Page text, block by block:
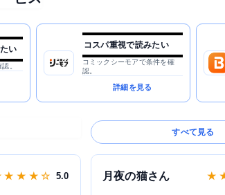
い
。
コスパ重視で読みたい
コミックシーモアで条件を確
認。
詳細を見る
すべて見る
★ ★ ★ ☆ 5.0 月夜の猫さん ★